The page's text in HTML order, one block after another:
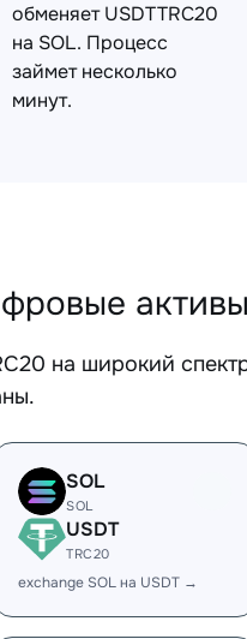
обменяет USDTTRC20
на SOL. Процесс
займет несколько
минут.
активы
на широкий
SOL
SOL
USDT
TRC20
exchange SOL на USDT →